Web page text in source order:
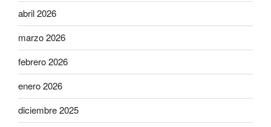
abril 2026
marzo 2026
febrero 2026
enero 2026
diciembre 2025